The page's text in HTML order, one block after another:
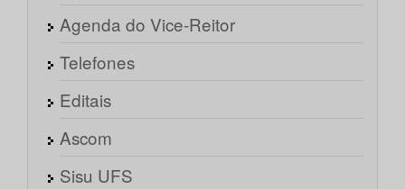
Agenda do Vice-Reitor
Telefones
Editais
Ascom
Sisu UFS